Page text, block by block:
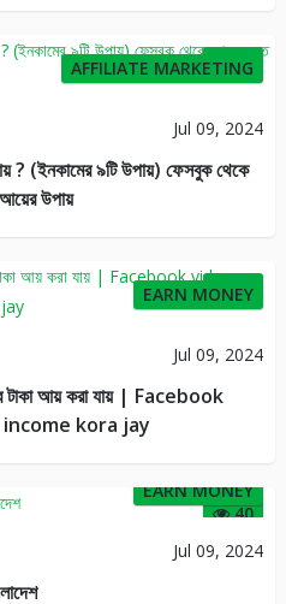
70
AFFILIATE MARKETING
Jul 09, 2024
? (ইনকামের ৯টি উপায়) ফেসবুক থেকে
উপায়
46
EARN MONEY
Jul 09, 2024
টাকা আয় করা যায় | Facebook
kora jay
40
EARN MONEY
Jul 09, 2024